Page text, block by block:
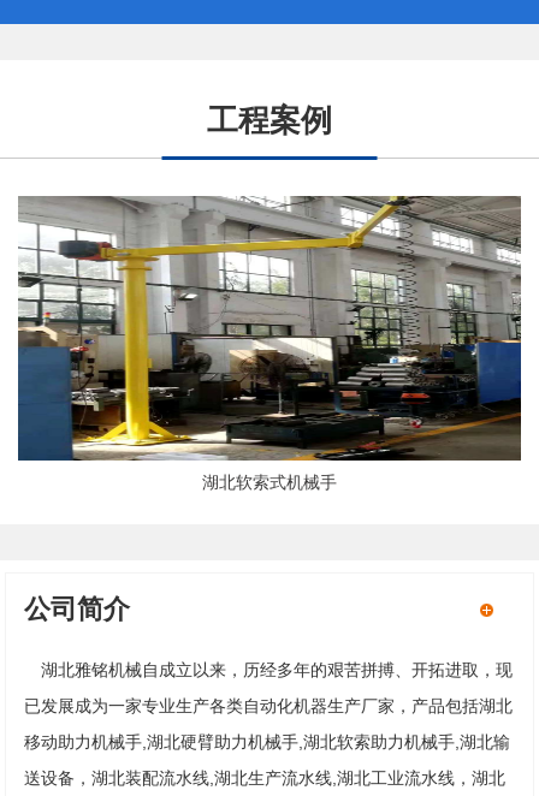
工程案例
湖北软索式机械手
公司简介
湖北雅铭机械自成立以来，历经多年的艰苦拼搏、开拓进取，现
已发展成为一家专业生产各类自动化机器生产厂家，产品包括湖北
移动助力机械手,湖北硬臂助力机械手,湖北软索助力机械手,湖北输
送设备，湖北装配流水线,湖北生产流水线,湖北工业流水线，湖北